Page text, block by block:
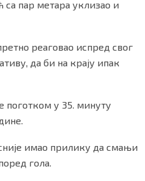
са пар метара уклизао и
реаговао испред свог
да би на крају ипак
поготком у 35. минуту
имао прилику да смањи
гола.